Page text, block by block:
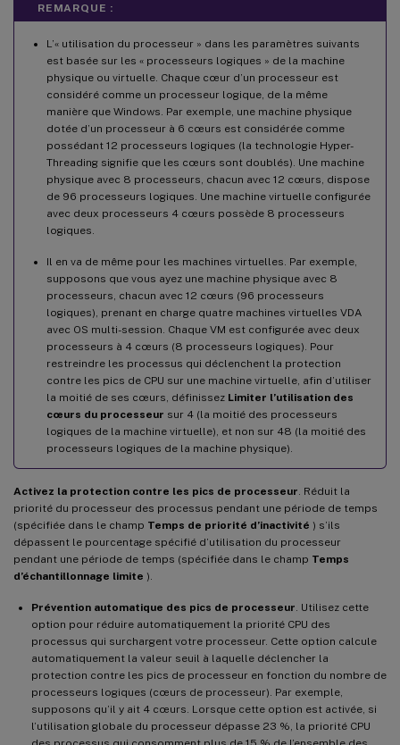
REMARQUE :
L’« utilisation du processeur » dans les paramètres suivants
est basée sur les « processeurs logiques » de la machine
physique ou virtuelle. Chaque cœur d’un processeur est
considéré comme un processeur logique, de la même
manière que Windows. Par exemple, une machine physique
dotée d’un processeur à 6 cœurs est considérée comme
possédant 12 processeurs logiques (la technologie Hyper-
Threading signifie que les cœurs sont doublés). Une machine
physique avec 8 processeurs, chacun avec 12 cœurs, dispose
de 96 processeurs logiques. Une machine virtuelle configurée
avec deux processeurs 4 cœurs possède 8 processeurs
logiques.
Il en va de même pour les machines virtuelles. Par exemple,
supposons que vous ayez une machine physique avec 8
processeurs, chacun avec 12 cœurs (96 processeurs
logiques), prenant en charge quatre machines virtuelles VDA
avec OS multi-session. Chaque VM est configurée avec deux
processeurs à 4 cœurs (8 processeurs logiques). Pour
restreindre les processus qui déclenchent la protection
contre les pics de CPU sur une machine virtuelle, afin d’utiliser
la moitié de ses cœurs, définissez Limiter l’utilisation des
cœurs du processeur sur 4 (la moitié des processeurs
logiques de la machine virtuelle), et non sur 48 (la moitié des
processeurs logiques de la machine physique).
Activez la protection contre les pics de processeur . Réduit la
priorité du processeur des processus pendant une période de temps
(spécifiée dans le champ Temps de priorité d’inactivité ) s’ils
dépassent le pourcentage spécifié d’utilisation du processeur
pendant une période de temps (spécifiée dans le champ Temps
d’échantillonnage limite ).
Prévention automatique des pics de processeur . Utilisez cette
option pour réduire automatiquement la priorité CPU des
processus qui surchargent votre processeur. Cette option calcule
automatiquement la valeur seuil à laquelle déclencher la
protection contre les pics de processeur en fonction du nombre de
processeurs logiques (cœurs de processeur). Par exemple,
supposons qu’il y ait 4 cœurs. Lorsque cette option est activée, si
l’utilisation globale du processeur dépasse 23 %, la priorité CPU